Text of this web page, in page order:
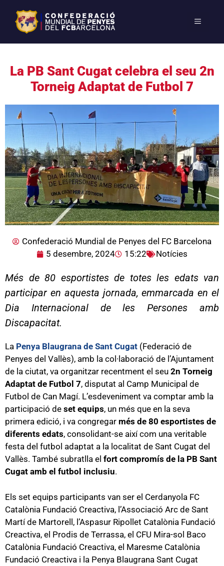
La PB Sant Cugat celebra el seu 2n
Torneig Adaptat de Futbol 7
Confederació Mundial de Penyes del FC Barcelona
5 desembre, 2024
15:22 Notícies
Més de 80 esportistes de totes les edats van
participar en aquesta jornada, emmarcada en el
Dia Internacional de les Persones amb
Discapacitat.
La Penya Blaugrana de Sant Cugat (Federació de
Penyes del Vallès), amb la col·laboració de l’Ajuntament
de la ciutat, va organitzar recentment el seu 2n Torneig
Adaptat de Futbol 7, disputat al Camp Municipal de
Futbol de Can Magí. L’esdeveniment va comptar amb la
participació de set equips, un més que en la seva
primera edició, i va congregar més de 80 esportistes de
diferents edats, consolidant-se així com una veritable
festa del futbol adaptat a la localitat de Sant Cugat del
Vallès. També subratlla el fort compromís de la PB Sant
Cugat amb el futbol inclusiu.
Els set equips participants van ser el Cerdanyola FC
Catalònia Fundació Creactiva, l’Associació Arc de Sant
Martí de Martorell, l’Aspasur Ripollet Catalònia Fundació
Creactiva, el Prodis de Terrassa, el CFU Mira-sol Baco
Catalònia Fundació Creactiva, el Maresme Catalònia
Fundació Creactiva i la Penya Blaugrana Sant Cugat